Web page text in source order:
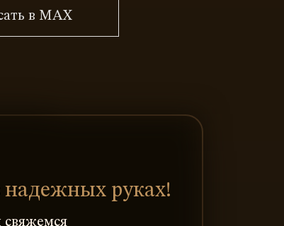
в MAX
руках!
свяжемся